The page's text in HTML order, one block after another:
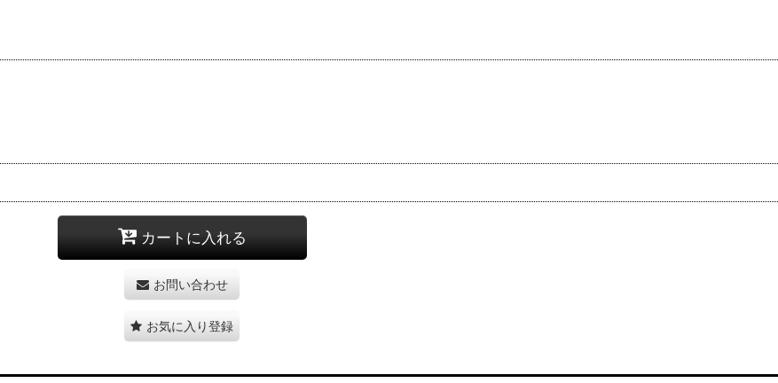
カートに入れる
お問い合わせ
お気に入り登録